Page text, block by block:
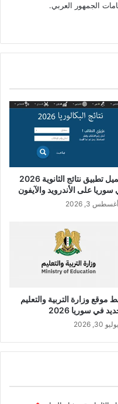
الجمهور العربي.
تحميل تطبيق نتائج الثانوية 2026
على الأندرويد والآيفون
أغسطس 3, 2026
موقع وزارة التربية والتعليم
في سوريا 2026
يوليو 30, 2026